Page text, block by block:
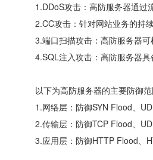
1.DDoS攻击：高防服务器通过
2.CC攻击：针对网站业务的持
3.端口扫描攻击：高防服务器
4.SQL注入攻击：高防服务器
以下为高防服务器的主要防御
1.网络层：防御SYN Flood、
2.传输层：防御TCP Flood、
3.应用层：防御HTTP Flood、